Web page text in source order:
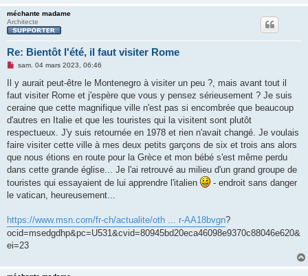
méchante madame
Architecte
Re: Bientôt l'été, il faut visiter Rome
M
s
s
a
g
n
o
l
u
sam. 04 mars 2023, 06:46
Il y aurait peut-être le Montenegro à visiter un peu ?, mais avant tout il
faut visiter Rome et j'espère que vous y pensez sérieusement ? Je suis
ceraine que cette magnifique ville n'est pas si encombrée que beaucoup
d'autres en Italie et que les touristes qui la visitent sont plutôt
respectueux. J'y suis retournée en 1978 et rien n'avait changé. Je voulais
faire visiter cette ville à mes deux petits garçons de six et trois ans alors
que nous étions en route pour la Grèce et mon bébé s'est même perdu
dans cette grande église... Je l'ai retrouvé au milieu d'un grand groupe de
touristes qui essayaient de lui apprendre l'italien
- endroit sans danger
le vatican, heureusement...
https://www.msn.com/fr-ch/actualite/oth ... r-AA18bvgn?
ocid=msedgdhp&pc=U531&cvid=80945bd20eca46098e9370c88046e620&
ei=23